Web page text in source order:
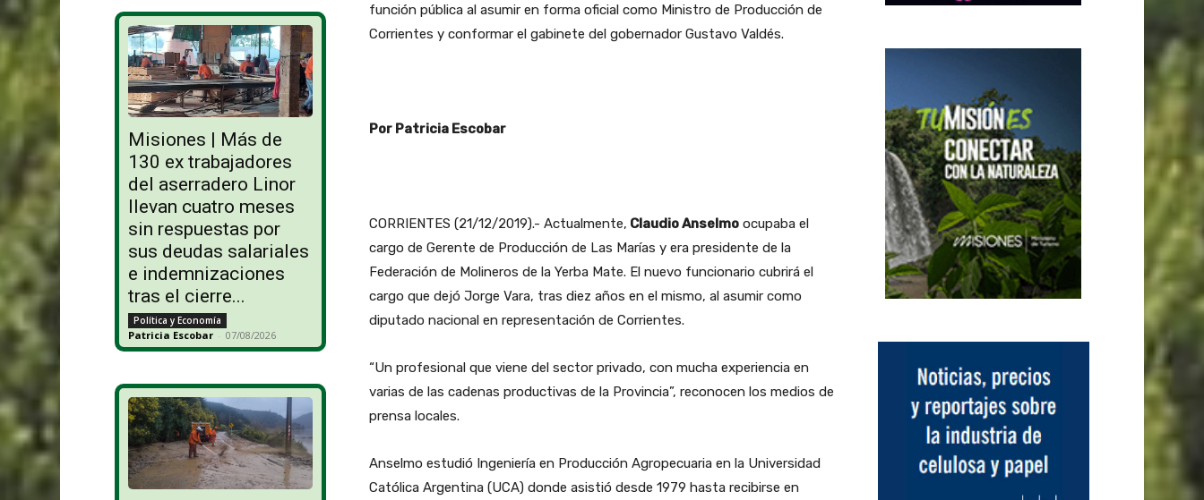
Misiones | Más de
130 ex trabajadores
del aserradero Linor
llevan cuatro meses
sin respuestas por
sus deudas salariales
e indemnizaciones
tras el cierre...
Política y Economía
Patricia Escobar - 07/08/2026
función pública al asumir en forma oficial como Ministro de Producción de
Corrientes y conformar el gabinete del gobernador Gustavo Valdés.
Por Patricia Escobar
CORRIENTES (21/12/2019).- Actualmente, Claudio Anselmoocupaba el
cargo de Gerente de Producción de Las Marías y era presidente de la
Federación de Molineros de la Yerba Mate. El nuevo funcionario cubrirá el
cargo que dejó Jorge Vara, tras diez años en el mismo, al asumir como
diputado nacional en representación de Corrientes.
“Un profesional que viene del sector privado, con mucha experiencia en
varias de las cadenas productivas de la Provincia”, reconocen los medios de
prensa locales.
Anselmo estudió Ingeniería en Producción Agropecuaria en la Universidad
Católica Argentina (UCA) donde asistió desde 1979 hasta recibirse en